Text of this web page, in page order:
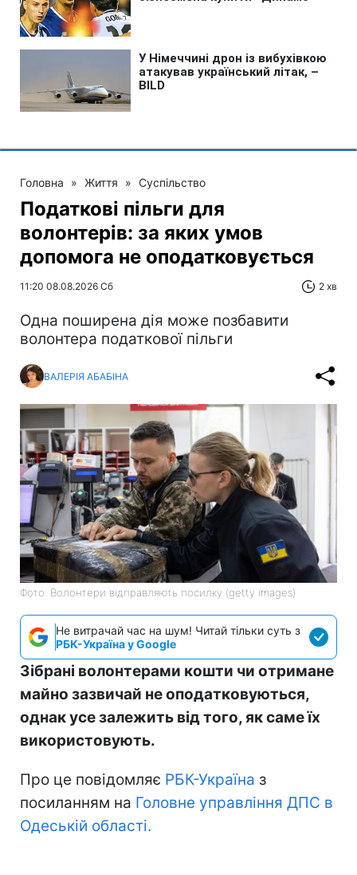
Головна » Життя » Суспільство
Податкові пільги для
волонтерів: за яких умов
допомога не оподатковується
11:20 08.08.2026 Сб 2 хв
Одна поширена дія може позбавити
волонтера податкової пільги
ВАЛЕРІЯ АБАБІНА
Фото: Волонтери відправляють посилку (getty images)
Не витрачай час на шум! Читай тільки суть з
РБК-Україна у Google
Зібрані волонтерами кошти чи отримане
майно зазвичай не оподатковуються,
однак усе залежить від того, як саме їх
використовують.
Про це повідомляє РБК-Україна з
посиланням на Головне управління ДПС в
Одеській області.